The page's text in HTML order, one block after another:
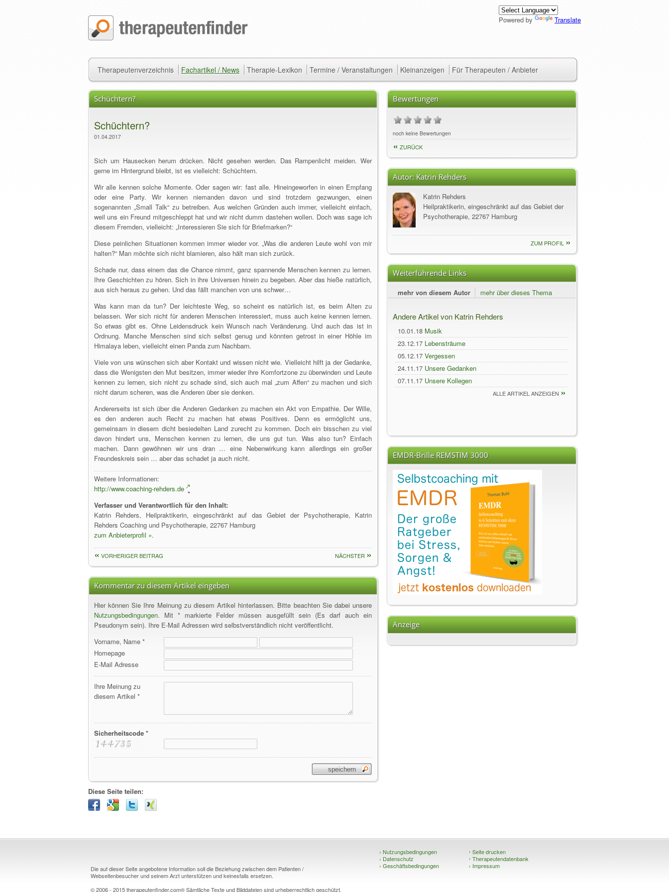
Powered by Translate
Therapeutenverzeichnis Fachartikel / News Therapie-Lexikon Termine / Veranstaltungen Kleinanzeigen Für Therapeuten / Anbieter
Schüchtern?
Schüchtern?
01.04.2017
Sich um Hausecken herum drücken. Nicht gesehen werden. Das Rampenlicht meiden. Wer
gerne im Hintergrund bleibt, ist es vielleicht: Schüchtern.
Wir alle kennen solche Momente. Oder sagen wir: fast alle. Hineingeworfen in einen Empfang
oder eine Party. Wir kennen niemanden davon und sind trotzdem gezwungen, einen
sogenannten „Small Talk“ zu betreiben. Aus welchen Gründen auch immer, vielleicht einfach,
weil uns ein Freund mitgeschleppt hat und wir nicht dumm dastehen wollen. Doch was sage ich
diesem Fremden, vielleicht: „Interessieren Sie sich für Briefmarken?“
Diese peinlichen Situationen kommen immer wieder vor. „Was die anderen Leute wohl von mir
halten?“ Man möchte sich nicht blamieren, also hält man sich zurück.
Schade nur, dass einem das die Chance nimmt, ganz spannende Menschen kennen zu lernen.
Ihre Geschichten zu hören. Sich in ihre Universen hinein zu begeben. Aber das hieße natürlich,
aus sich heraus zu gehen. Und das fällt manchen von uns schwer…
Was kann man da tun? Der leichteste Weg, so scheint es natürlich ist, es beim Alten zu
belassen. Wer sich nicht für anderen Menschen interessiert, muss auch keine kennen lernen.
So etwas gibt es. Ohne Leidensdruck kein Wunsch nach Veränderung. Und auch das ist in
Ordnung. Manche Menschen sind sich selbst genug und könnten getrost in einer Höhle im
Himalaya leben, vielleicht einen Panda zum Nachbarn.
Viele von uns wünschen sich aber Kontakt und wissen nicht wie. Vielleicht hilft ja der Gedanke,
dass die Wenigsten den Mut besitzen, immer wieder ihre Komfortzone zu überwinden und Leute
kennen zu lernen, sich nicht zu schade sind, sich auch mal „zum Affen“ zu machen und sich
nicht darum scheren, was die Anderen über sie denken.
Andererseits ist sich über die Anderen Gedanken zu machen ein Akt von Empathie. Der Wille,
es den anderen auch Recht zu machen hat etwas Positives. Denn es ermöglicht uns,
gemeinsam in diesem dicht besiedelten Land zurecht zu kommen. Doch ein bisschen zu viel
davon hindert uns, Menschen kennen zu lernen, die uns gut tun. Was also tun? Einfach
machen. Dann gewöhnen wir uns dran … eine Nebenwirkung kann allerdings ein großer
Freundeskreis sein … aber das schadet ja auch nicht.
Weitere Informationen:
http://www.coaching-rehders.de
Verfasser und Verantwortlich für den Inhalt:
Katrin Rehders, Heilpraktikerin, eingeschränkt auf das Gebiet der Psychotherapie, Katrin
Rehders Coaching und Psychotherapie, 22767 Hamburg
zum Anbieterprofil ».
NÄCHSTER
VORHERIGER BEITRAG
Kommentar zu diesem Artikel eingeben
Hier können Sie Ihre Meinung zu diesem Artikel hinterlassen. Bitte beachten Sie dabei unsere
Nutzungsbedingungen. Mit * markierte Felder müssen ausgefüllt sein (Es darf auch ein
Pseudonym sein). Ihre E-Mail Adressen wird selbstverständlich nicht veröffentlicht.
Vorname, Name *
Homepage
E-Mail Adresse
Ihre Meinung zu
diesem Artikel *
Sicherheitscode *
Diese Seite teilen:
Bewertungen
noch keine Bewertungen
ZURÜCK
Autor:Katrin Rehders
Katrin Rehders
Heilpraktikerin, eingeschränkt auf das Gebiet der
Psychotherapie, 22767 Hamburg
ZUM PROFIL
Weiterführende Links
mehr von diesem Autor mehr über dieses Thema
Andere Artikel von Katrin Rehders
10.01.18 Musik
23.12.17 Lebensträume
05.12.17 Vergessen
24.11.17 Unsere Gedanken
07.11.17 Unsere Kollegen
ALLE ARTIKEL ANZEIGEN
EMDR-Brille REMSTIM 3000
Anzeige
Die auf dieser Seite angebotene Information soll die Beziehung zwischen dem Patienten /
Webseitenbesucher und seinem Arzt unterstützen und keinesfalls ersetzen.
© 2006 - 2015 therapeutenfinder.com® Sämtliche Texte und Bilddateien sind urheberrechtlich geschützt.
› Nutzungsbedingungen
› Datenschutz
› Geschäftsbedingungen
› Seite drucken
› Therapeutendatenbank
› Impressum